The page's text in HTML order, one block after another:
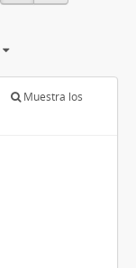
Muestra los